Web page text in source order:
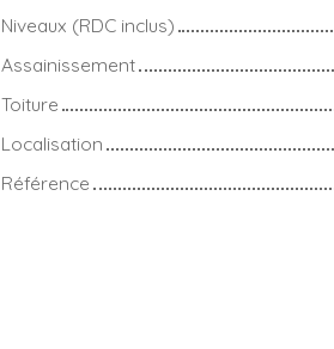
Niveaux (RDC inclus)
Assainissement
Toiture
Localisation
Référence